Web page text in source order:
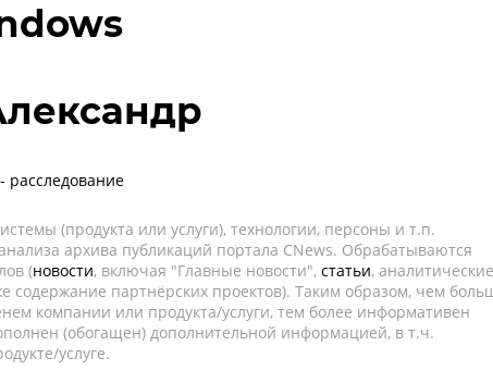
расследование
(продукта или услуги), технологии, персоны и т.п.
архива публикаций портала CNews. Обрабатываются
(новости, включая "Главные новости", статьи, аналитические
содержание партнёрских проектов). Таким образом, чем
компании или продукта/услуги, тем более информативен
(обогащен) дополнительной информацией, в т.ч.
услуге.